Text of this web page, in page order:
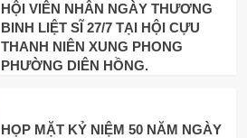
HỘI VIÊN NHÂN NGÀY THƯƠNG
BINH LIỆT SĨ 27/7 TẠI HỘI CỰU
THANH NIÊN XUNG PHONG
PHƯỜNG DIÊN HỒNG.
HỌP MẶT KỶ NIỆM 50 NĂM NGÀY